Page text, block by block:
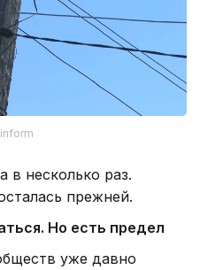
в несколько раз.
прежней.
Но есть предел
уже давно